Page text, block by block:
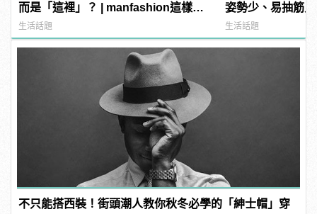
而是「這裡」？ | manfashion這樣變
型男
生活話題
姿勢少、易抽筋
生活話題
不只能搭西裝！街頭潮人教你秋冬必學的「紳士帽」穿